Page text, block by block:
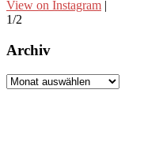
View on Instagram |
1/2
Archiv
Archiv